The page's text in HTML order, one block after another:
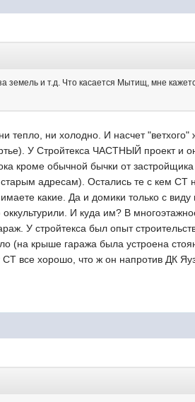
земель и т.д. Что касается Мытищ, мне
тепло, ни холодно. И насчет
У Стройтекса ЧАСТНЫЙ проект и
кроме обычной бычки от
адресам). Остались те с кем СТ
какие. Да и домики только с виду
И куда им? В
У стройтекса был опыт
(на крыше гаража была устроена
все хорошо, что ж он напротив ДК